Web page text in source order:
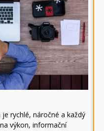
rychlé, náročné a každý
výkon, informační